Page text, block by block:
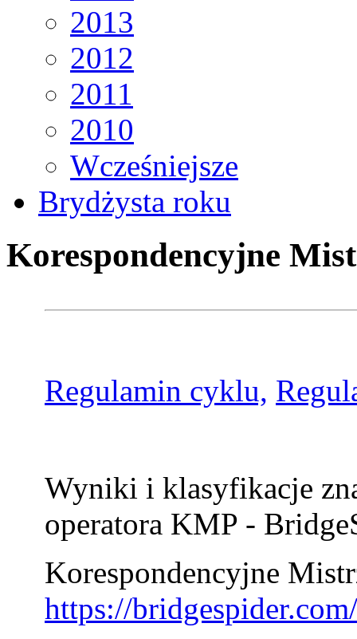
2013
2012
2011
2010
Wcześniejsze
Brydżysta roku
Korespondencyjne
Regulamin cyklu,
Wyniki i klasyfikacje
operatora KMP -
Korespondencyjne
https://